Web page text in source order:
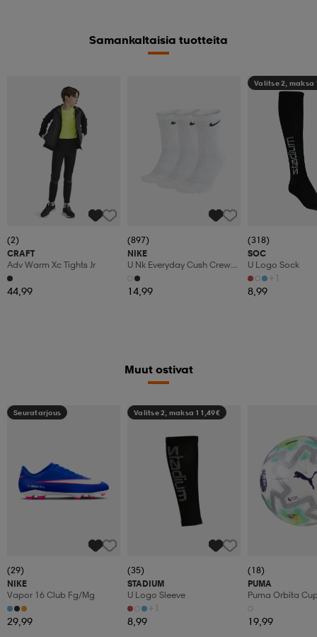
Samankaltaisia tuotteita
(2)
CRAFT
Adv Warm Xc Tights Jr
44,99
(897)
NIKE
U Nk Everyday Cush Crew
3pr
14,99
Valitse 2, maksa
(318)
SOC
U Logo Sock
+1
8,99
Muut ostivat
Seuratarjous
(29)
NIKE
Vapor 16 Club Fg/mg
29,99
Valitse 2, maksa 11,49€
(35)
STADIUM
U Logo Sleeve
+1
8,99
(18)
PUMA
Puma Orbita
19,99